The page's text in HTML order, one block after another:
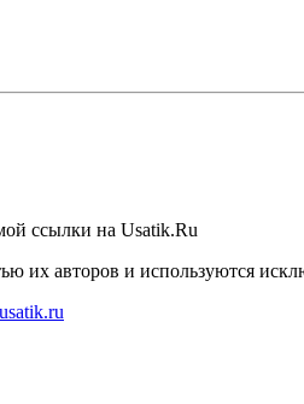
ссылки на Usatik.Ru
их авторов и используются